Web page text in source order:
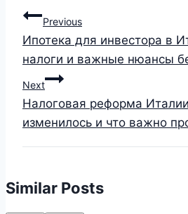
Previous
Ипотека для инвестора в
налоги и важные нюансы
Next
Налоговая реформа
изменилось и что важно
Similar Posts